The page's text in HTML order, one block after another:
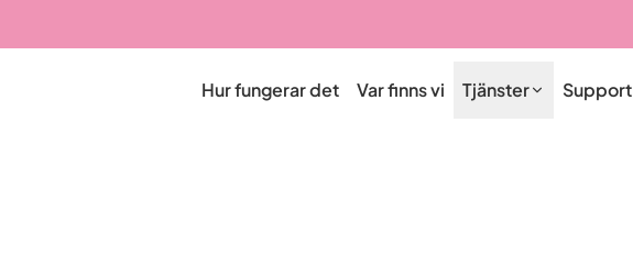
Hur fungerar det Var finns vi Tjänster Support